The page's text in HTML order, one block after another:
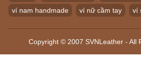
ví nam handmade
ví nữ cầm tay ví
Copyright © 2007 SVNLeather - All